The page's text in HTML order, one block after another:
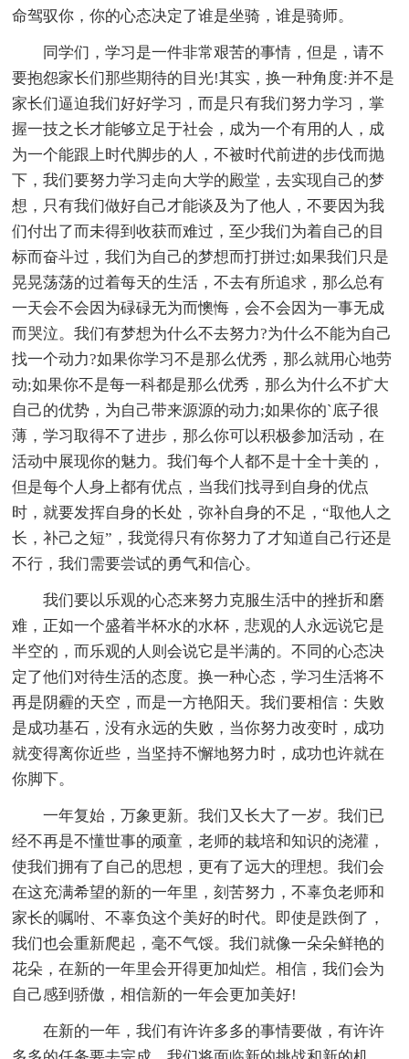
命驾驭你，你的心态决定了谁是坐骑，谁是骑师。
同学们，学习是一件非常艰苦的事情，但是，请不
要抱怨家长们那些期待的目光!其实，换一种角度:并不是
家长们逼迫我们好好学习，而是只有我们努力学习，掌
握一技之长才能够立足于社会，成为一个有用的人，成
为一个能跟上时代脚步的人，不被时代前进的步伐而抛
下，我们要努力学习走向大学的殿堂，去实现自己的梦
想，只有我们做好自己才能谈及为了他人，不要因为我
们付出了而未得到收获而难过，至少我们为着自己的目
标而奋斗过，我们为自己的梦想而打拼过;如果我们只是
晃晃荡荡的过着每天的生活，不去有所追求，那么总有
一天会不会因为碌碌无为而懊悔，会不会因为一事无成
而哭泣。我们有梦想为什么不去努力?为什么不能为自己
找一个动力?如果你学习不是那么优秀，那么就用心地劳
动;如果你不是每一科都是那么优秀，那么为什么不扩大
自己的优势，为自己带来源源的动力;如果你的`底子很
薄，学习取得不了进步，那么你可以积极参加活动，在
活动中展现你的魅力。我们每个人都不是十全十美的，
但是每个人身上都有优点，当我们找寻到自身的优点
时，就要发挥自身的长处，弥补自身的不足，“取他人之
长，补己之短”，我觉得只有你努力了才知道自己行还是
不行，我们需要尝试的勇气和信心。
我们要以乐观的心态来努力克服生活中的挫折和磨
难，正如一个盛着半杯水的水杯，悲观的人永远说它是
半空的，而乐观的人则会说它是半满的。不同的心态决
定了他们对待生活的态度。换一种心态，学习生活将不
再是阴霾的天空，而是一方艳阳天。我们要相信：失败
是成功基石，没有永远的失败，当你努力改变时，成功
就变得离你近些，当坚持不懈地努力时，成功也许就在
你脚下。
一年复始，万象更新。我们又长大了一岁。我们已
经不再是不懂世事的顽童，老师的栽培和知识的浇灌，
使我们拥有了自己的思想，更有了远大的理想。我们会
在这充满希望的新的一年里，刻苦努力，不辜负老师和
家长的嘱咐、不辜负这个美好的时代。即使是跌倒了，
我们也会重新爬起，毫不气馁。我们就像一朵朵鲜艳的
花朵，在新的一年里会开得更加灿烂。相信，我们会为
自己感到骄傲，相信新的一年会更加美好!
在新的一年，我们有许许多多的事情要做，有许许